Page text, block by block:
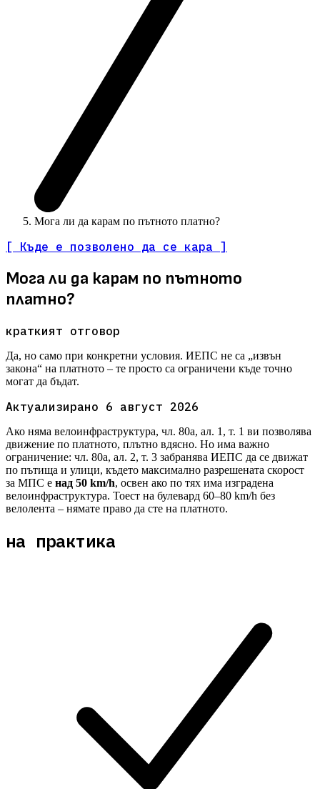
Мога ли да карам по пътното платно?
[ Къде е позволено да се кара ]
Мога ли да карам по пътното
платно?
краткият отговор
Да, но само при конкретни условия. ИЕПС не са „извън
закона“ на платното – те просто са ограничени къде точно
могат да бъдат.
Актуализирано 6 август 2026
Ако няма велоинфраструктура, чл. 80а, ал. 1, т. 1 ви позволява
движение по платното, плътно вдясно. Но има важно
ограничение: чл. 80а, ал. 2, т. 3 забранява ИЕПС да се движат
по пътища и улици, където максимално разрешената скорост
за МПС е над 50 km/h, освен ако по тях има изградена
велоинфраструктура. Тоест на булевард 60–80 km/h без
велолента – нямате право да сте на платното.
на практика